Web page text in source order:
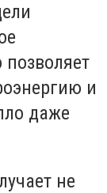
и
даже
не